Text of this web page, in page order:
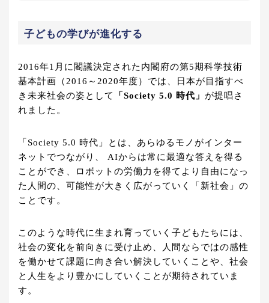
子どもの学びが進化する
2016年1月に閣議決定された内閣府の第5期科学技術
基本計画（2016～2020年度）では、日本が目指すべ
き未来社会の姿として
「Society 5.0 時代」 が提唱さ
れました。
「Society 5.0 時代」とは、あらゆるモノがインター
ネットでつながり、 AIからは常に最適な答えを得る
ことができ、ロボットの労働力を得てより自由になっ
た人間の、可能性が大きく広がっていく「新社会」の
ことです。
このような時代に生まれ育っていく子どもたちには、
社会の変化を前向きに受け止め、人間ならではの感性
を働かせて課題に向き合い解決していくことや、社会
と人生をより豊かにしていくことが期待されていま
す。